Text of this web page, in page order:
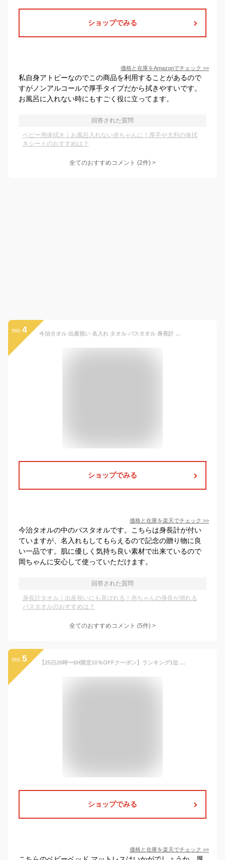
ショップでみる
価格と在庫をAmazonでチェック >>
私自身アトピーなのでこの商品を利用することがあるので
すがノンアルコールで厚手タイプだから拭きやすいです。
お風呂に入れない時にもすごく役に立ってます。
回答された質問
ベビー用体拭き｜お風呂入れない赤ちゃんに！厚手や大判の体拭
きシートのおすすめは？
全てのおすすめコメント (2件) >
no. 4 今治タオル 出産祝い 名入れ タオル バスタオル 身長計 男の子 女の子 赤ちゃん ベビー 子供 名前入り タオルケット ブランケット ガーゼタオル パイル ガーゼケット 厚手 お祝い ギフト 誕生日プレゼントプレゼント ループ付き 日本製 おしゃれ アニマルサーカス
ショップでみる
価格と在庫を楽天でチェック >>
今治タオルの中のバスタオルです。こちらは身長計が付い
ていますが、名入れもしてもらえるので記念の贈り物に良
い一品です。肌に優しく気持ち良い素材で出来ているので
岡ちゃんに安心して使っていただけます。
回答された質問
身長計タオル｜出産祝いにも喜ばれる！赤ちゃんの身長が測れる
バスタオルのおすすめは？
全てのおすすめコメント (5件) >
no. 5 【25日20時〜6H限定10％OFFクーポン】ランキング1位 ベビー 敷き布団 洗濯機で洗える ミニサイズ 60×90cm レギュラーサイズ 70×120cm 1枚3役トリプルシーツ付きセットも選べる サンデシカ 固綿 ふとん マット 厚み5cm 日本製ベビー布団 敷布団 お昼寝マット 赤ちゃん 子供
ショップでみる
価格と在庫を楽天でチェック >>